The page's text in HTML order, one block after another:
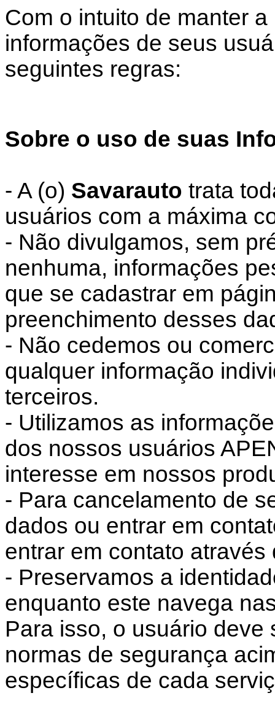
Com o intuito de manter
informações de seus
seguintes regras:
Sobre o uso de suas
- A (o) Savarauto trata
usuários com a máxima
- Não divulgamos, sem
nenhuma, informações
que se cadastrar em
preenchimento desses
- Não cedemos ou
qualquer informação
terceiros.
- Utilizamos as
dos nossos usuários
interesse em nossos
- Para cancelamento de
dados ou entrar em
entrar em contato
- Preservamos a
enquanto este navega
Para isso, o usuário
normas de segurança
específicas de cada